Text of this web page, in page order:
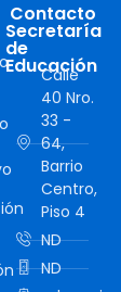
Contacto
Secretaría
de
Educación
Calle
40 Nro.
33 -
64,
Barrio
Centro,
Piso 4
ND
ND